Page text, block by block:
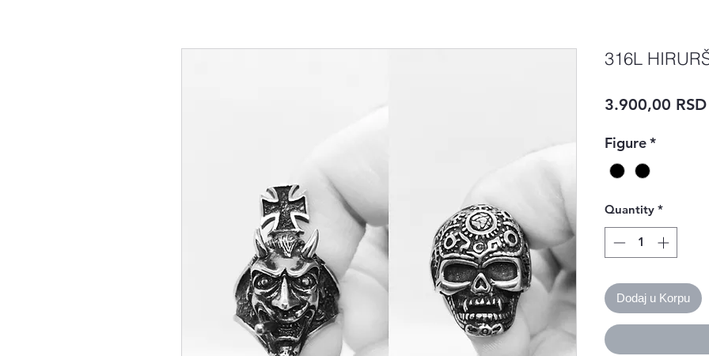
316L
3.900,00 RSD
Figure*
Quantity *
Dodaj u Korpu